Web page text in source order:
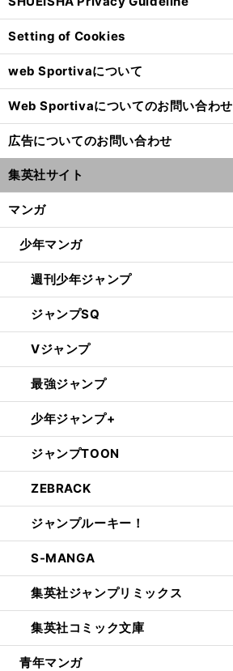
。
Setting of Cookies
web Sportivaについて
Web Sportivaについてのお問い合わせ
広告についてのお問い合わせ
集英社サイト
マンガ
少年マンガ
週刊少年ジャンプ
ジャンプSQ
Vジャンプ
最強ジャンプ
少年ジャンプ+
ジャンプTOON
ZEBRACK
ジャンプルーキー！
S-MANGA
集英社ジャンプリミックス
集英社コミック文庫
青年マンガ